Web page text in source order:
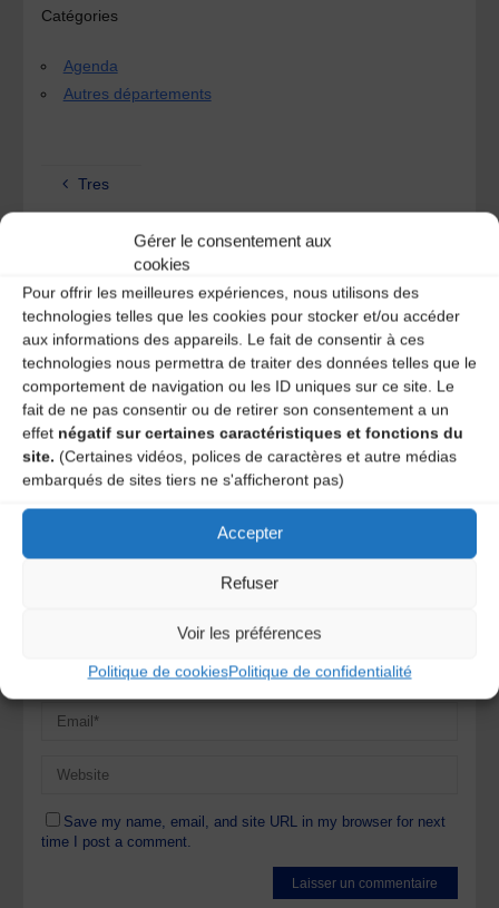
Gérer le consentement aux
cookies
Pour offrir les meilleures expériences, nous utilisons des
technologies telles que les cookies pour stocker et/ou accéder
aux informations des appareils. Le fait de consentir à ces
technologies nous permettra de traiter des données telles que le
comportement de navigation ou les ID uniques sur ce site. Le
fait de ne pas consentir ou de retirer son consentement a un
effet négatif sur certaines caractéristiques et fonctions du
site. (Certaines vidéos, polices de caractères et autre médias
embarqués de sites tiers ne s'afficheront pas)
Accepter
Refuser
Voir les préférences
Politique de cookiesPolitique de confidentialité
Catégories
Agenda
Autres départements
Tres
d’obus, La Grande Guerre en chansons »
Laisser un
commentaire
Votre adresse e-mail ne sera pas publiée.
Les champs
obligatoires sont indiqués avec
Save my name, email, and site URL in my browser for next
time I post a comment.